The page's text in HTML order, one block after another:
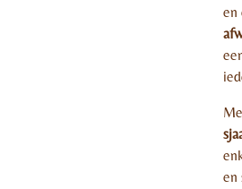
en
en